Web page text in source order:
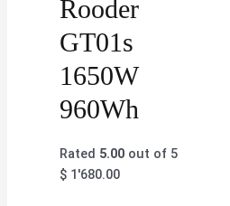
Rooder
GT01s
1650W
960Wh
Rated 5.00 out of 5
$ 1'680.00